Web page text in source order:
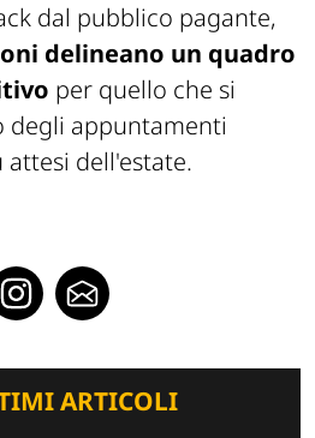
dal pubblico pagante,
delineano un quadro
per quello che si
degli appuntamenti
dell'estate.
ARTICOLI